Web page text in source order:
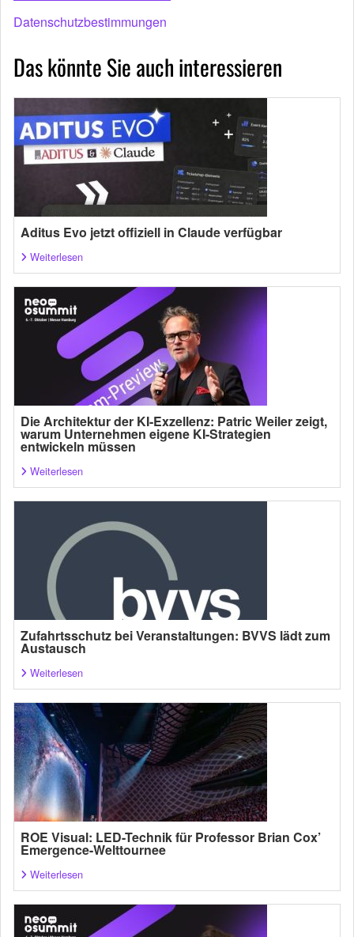
Datenschutzbestimmungen
Das könnte Sie auch interessieren
Aditus Evo jetzt offiziell in Claude verfügbar
Weiterlesen
Die Architektur der KI-Exzellenz: Patric Weiler zeigt,
warum Unternehmen eigene KI-Strategien
entwickeln müssen
Weiterlesen
Zufahrtsschutz bei Veranstaltungen: BVVS lädt zum
Austausch
Weiterlesen
ROE Visual: LED-Technik für Professor Brian Cox’
Emergence-Welttournee
Weiterlesen